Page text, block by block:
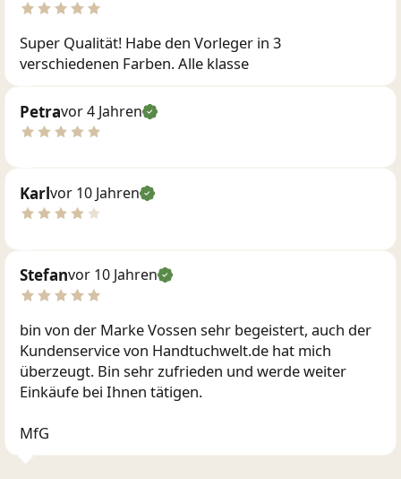
Super Qualität! Habe den Vorleger in 3
verschiedenen Farben. Alle klasse
Petravor 4 Jahren
Karlvor 10 Jahren
Stefanvor 10 Jahren
bin von der Marke Vossen sehr begeistert, auch der
Kundenservice von Handtuchwelt.de hat mich
überzeugt. Bin sehr zufrieden und werde weiter
Einkäufe bei Ihnen tätigen.
MfG